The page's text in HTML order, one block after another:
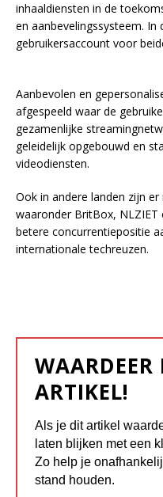
inhaaldiensten in de
en aanbevelingssysteem.
gebruikersaccount voor
Aanbevolen en
afgespeeld waar de
gezamenlijke
geleidelijk opgebouwd en
videodiensten.
Ook in andere landen zijn
waaronder BritBox,
betere concurrentiepositie
internationale techreuzen.
WAARDEER
ARTIKEL!
Als je dit artikel
laten blijken met een
Zo help je
stand houden.